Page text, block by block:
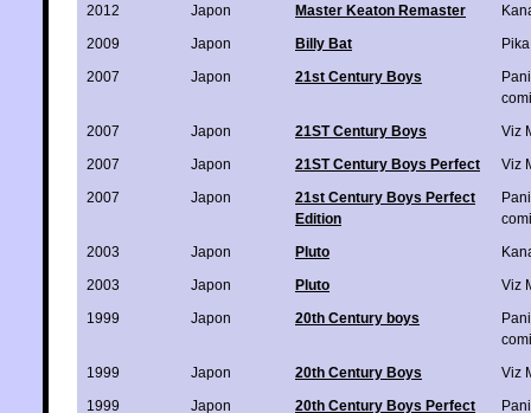
2012
Japon Master Keaton Remaster
2009
Japon Billy Bat
Pika
2007
Japon 21st Century Boys
2007
Japon 21ST Century Boys
Viz
2007
Japon 21ST Century Boys Perfect
Viz
2007
Japon
21st Century Boys Perfect
Edition
2003
Japon Pluto
2003
Japon Pluto
Viz
1999
Japon 20th Century boys
1999
Japon 20th Century Boys
Viz
1999
Japon 20th Century Boys Perfect